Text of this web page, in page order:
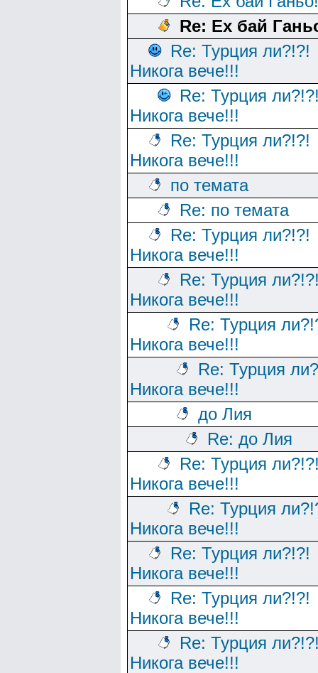
Re: Ех бай
Re: Турция ли?!?!
Никога вече!!!
Re: Турция
Никога вече!!!
Re: Турция ли?!?!
Никога вече!!!
по темата
Re: по темата
Re: Турция ли?!?!
Никога вече!!!
Re: Турция
Никога вече!!!
Re: Турция
Никога вече!!!
Re: Турция
Никога вече!!!
до Лия
Re: до Лия
Re: Турция
Никога вече!!!
Re: Турция
Никога вече!!!
Re: Турция ли?!?!
Никога вече!!!
Re: Турция ли?!?!
Никога вече!!!
Re: Турция
Никога вече!!!